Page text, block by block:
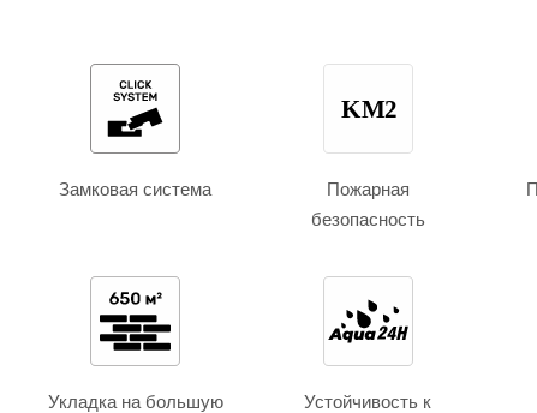
Замковая система
KM2
Пожарная
безопасность
Укладка на большую
Устойчивость к